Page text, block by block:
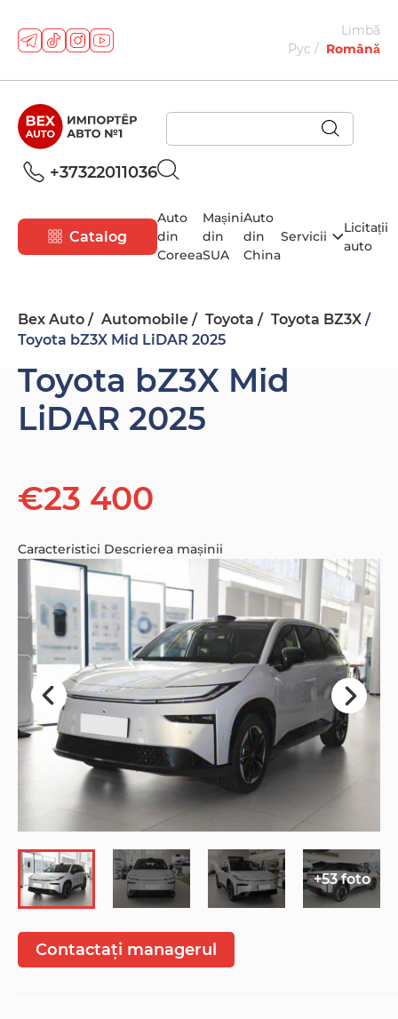
Limbă
Рус
Română
+37322011036
Catalog
Auto
din
Coreea
Mașini
din
SUA
Auto
din
China
Servicii
Licitații
auto
Bex Auto Automobile Toyota
Toyota BZ3X
Toyota bZ3X Mid LiDAR 2025
Toyota bZ3X Mid
LiDAR 2025
€23 400
Caracteristici Descrierea mașinii
+53 foto
Contactați managerul